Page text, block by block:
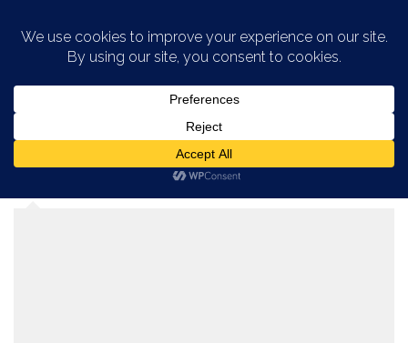
AUTOBUSES EN LA
CIUDAD